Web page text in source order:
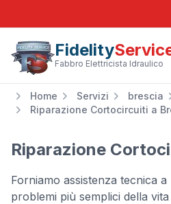
Fidelity
Fabbro Elettricista Idraulico
Home Servizi brescia
Riparazione Cortocircuiti a
Riparazione
Forniamo assistenza tecnica
problemi più semplici della